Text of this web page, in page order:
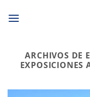
ARCHIVOS DE
EXPOSICIONES